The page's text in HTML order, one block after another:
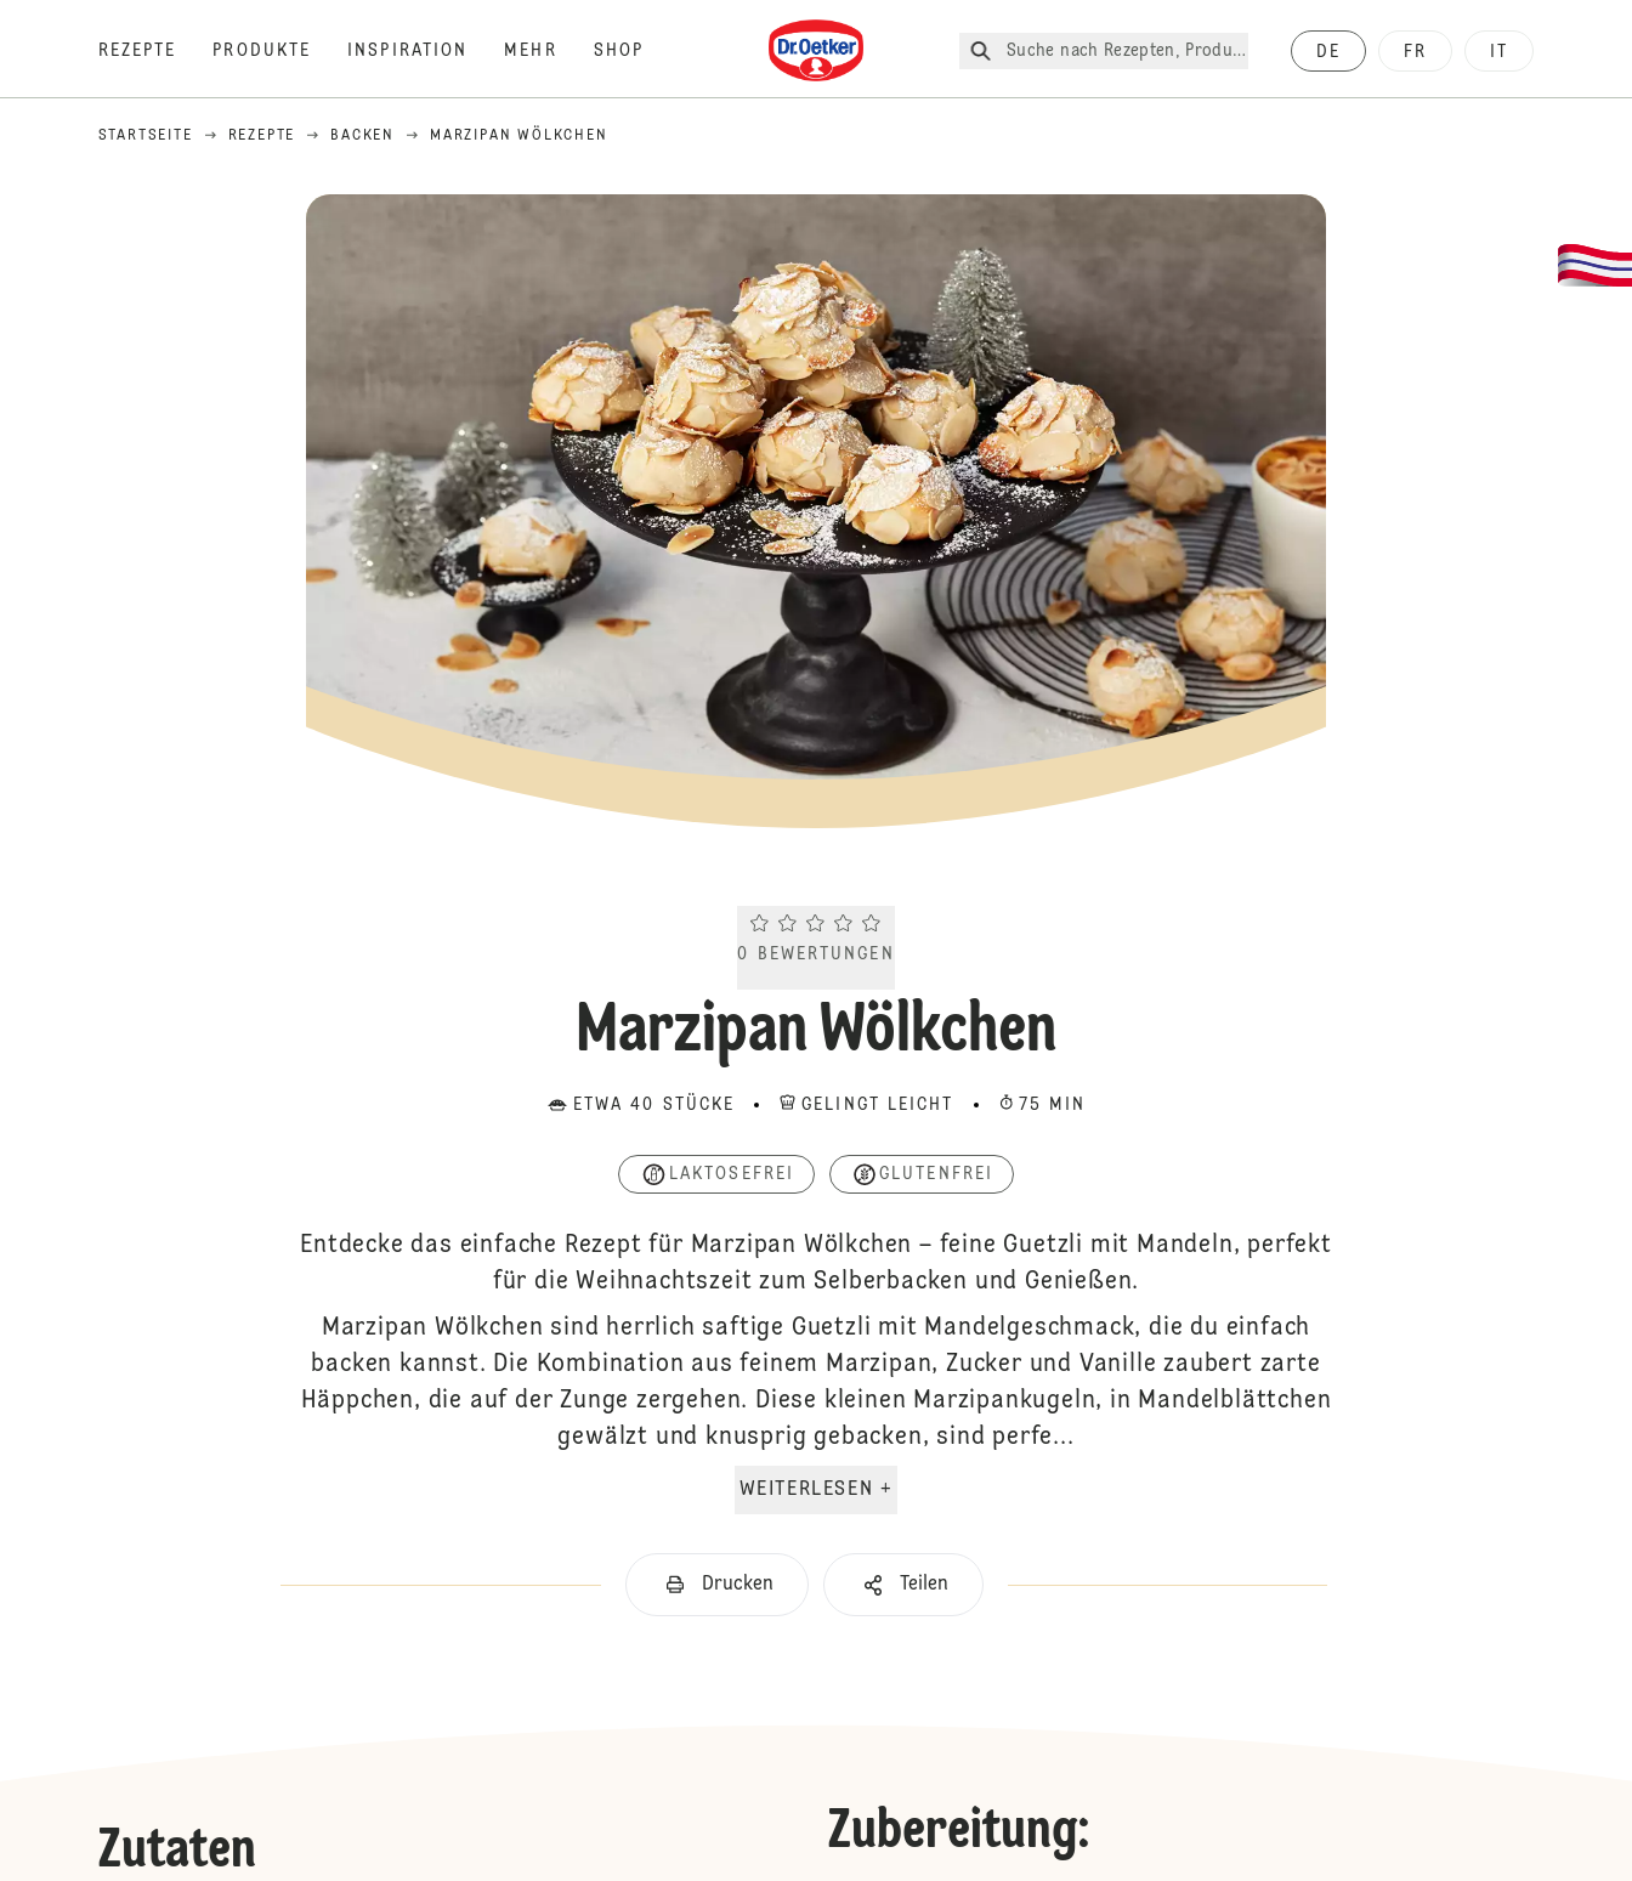
REZEPTE PRODUKTE INSPIRATION MEHR SHOP
Dr. Oetker
Suche nach Rezepten, Produkte, etc. DE FR
STARTSEITE REZEPTE BACKEN MARZIPAN WÖLKCHEN
Current rating 0.0. Click to rate.
0 BEWERTUNGEN
Marzipan Wölkchen
ETWA 40 STÜCKE GELINGT LEICHT 75 MIN
LAKTOSEFREI GLUTENFREI
Entdecke das einfache Rezept für Marzipan Wölkchen – feine Guetzli mit Mandeln, perfekt
für die Weihnachtszeit zum Selberbacken und Genießen.
Marzipan Wölkchen sind herrlich saftige Guetzli mit Mandelgeschmack, die du einfach
backen kannst. Die Kombination aus feinem Marzipan, Zucker und Vanille zaubert zarte
Häppchen, die auf der Zunge zergehen. Diese kleinen Marzipankugeln, in Mandelblättchen
gewälzt und knusprig gebacken, sind perfe...
WEITERLESEN +
Drucken Teilen
Zutaten Zubereitung: